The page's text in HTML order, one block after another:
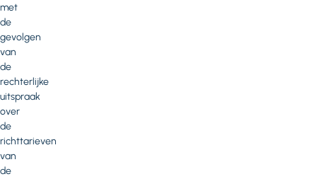
met
de
gevolgen
van
de
rechterlijke
uitspraak
over
de
richttarieven
van
de